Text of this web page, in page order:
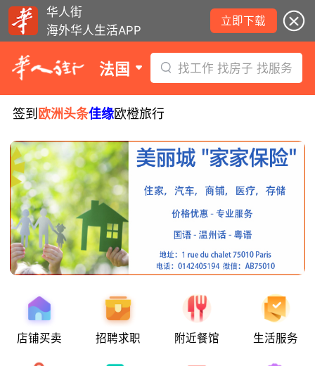
华人街
海外华人生活APP
立即下载
法国 找工作 找房子 找服务
签到 欧洲头条佳缘欧橙旅行
店铺买卖 招聘求职 附近餐馆 生活服务
8月6日要闻：法国医学实习名额大增！